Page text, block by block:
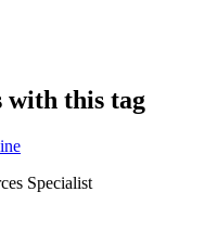
with this tag
Specialist